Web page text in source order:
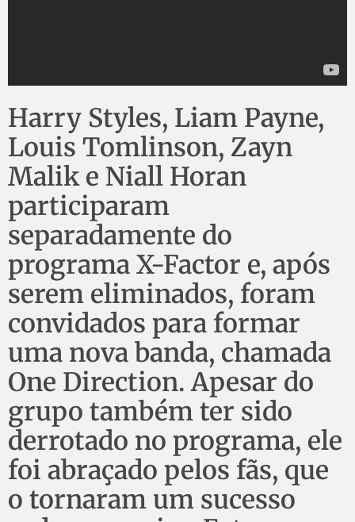
Harry Styles, Liam Payne,
Louis Tomlinson, Zayn
Malik e Niall Horan
participaram
separadamente do
programa X-Factor e, após
serem eliminados, foram
convidados para formar
uma nova banda, chamada
One Direction. Apesar do
grupo também ter sido
derrotado no programa, ele
foi abraçado pelos fãs, que
o tornaram um sucesso